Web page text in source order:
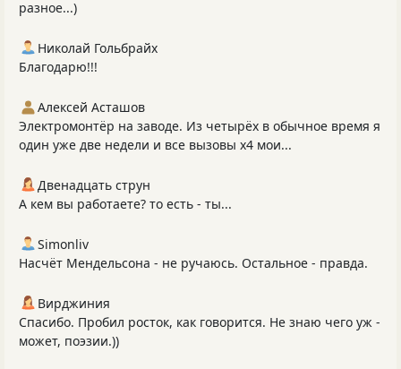
разное...)
Николай Гольбрайх
Благодарю!!!
Алексей Асташов
Электромонтёр на заводе. Из четырёх в обычное время я
один уже две недели и все вызовы х4 мои...
Двенадцать струн
А кем вы работаете? то есть - ты...
Simonliv
Насчёт Мендельсона - не ручаюсь. Остальное - правда.
Вирджиния
Спасибо. Пробил росток, как говорится. Не знаю чего уж -
может, поэзии.))